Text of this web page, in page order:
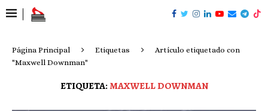
Página Principal Etiquetas
Artículo etiquetado con
"Maxwell Downman"
ETIQUETA:MAXWELL DOWNMAN